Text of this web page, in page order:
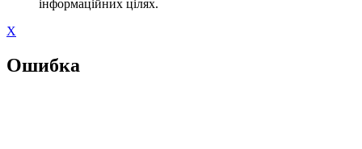
інформаційних цілях.
X
Ошибка